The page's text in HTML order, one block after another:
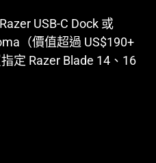
USB-C Dock 或
（價值超過 US$190+
定 Razer Blade 14、16